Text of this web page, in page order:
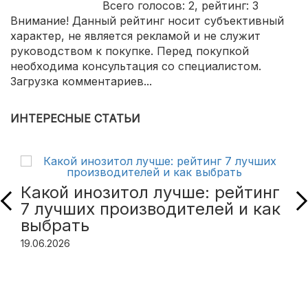
Всего голосов: 2, рейтинг: 3
Внимание! Данный рейтинг носит субъективный
характер, не является рекламой и не служит
руководством к покупке. Перед покупкой
необходима консультация со специалистом.
Загрузка комментариев...
ИНТЕРЕСНЫЕ СТАТЬИ
Какой инозитол лучше: рейтинг
7 лучших производителей и как
выбрать
19.06.2026